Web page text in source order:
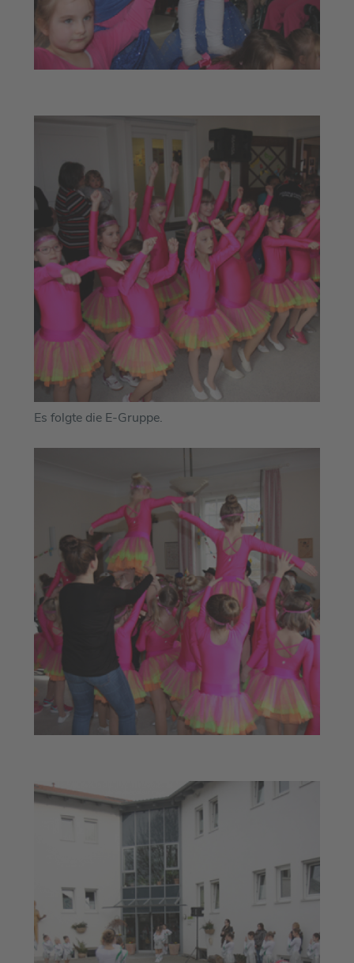
Es folgte die E-Gruppe.